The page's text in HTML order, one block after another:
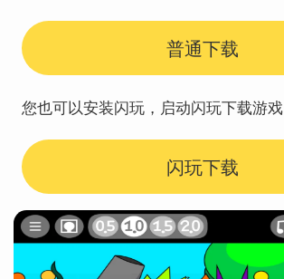
普通下载
您也可以安装闪玩，启动闪玩下载游戏
闪玩下载